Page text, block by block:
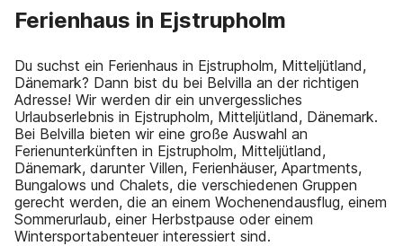
Ferienhaus in Ejstrupholm
Du suchst ein Ferienhaus in Ejstrupholm, Mitteljütland,
Dänemark? Dann bist du bei Belvilla an der richtigen
Adresse! Wir werden dir ein unvergessliches
Urlaubserlebnis in Ejstrupholm, Mitteljütland, Dänemark.
Bei Belvilla bieten wir eine große Auswahl an
Ferienunterkünften in Ejstrupholm, Mitteljütland,
Dänemark, darunter Villen, Ferienhäuser, Apartments,
Bungalows und Chalets, die verschiedenen Gruppen
gerecht werden, die an einem Wochenendausflug, einem
Sommerurlaub, einer Herbstpause oder einem
Wintersportabenteuer interessiert sind.